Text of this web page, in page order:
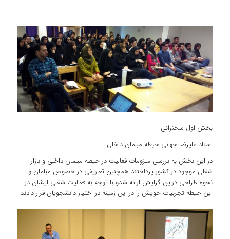
بخش اول سخنرانی
استاد علیرضا جهانی حیطه مبلمان داخلی
در این بخش به بررسی ملزومات فعالیت در حیطه مبلمان داخلی و بازار
شغلی موجود در کشور پرداختند همچنین تعاریفی در خصوص مبلمان و
نحوه طراحی دراین گرایش اراِئه شدو با توجه به فعالیت شغلی ایشان در
این حیطه تجربیات خویش را در این زمینه در اختیار دانشجویان قرار دادند.